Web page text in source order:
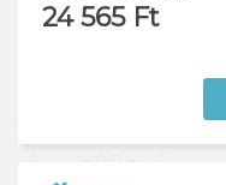
24 565 Ft